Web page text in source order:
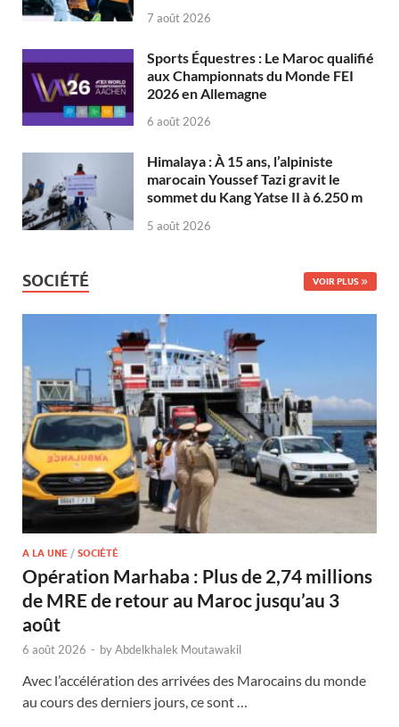
7 août 2026
Sports Équestres : Le Maroc qualifié
aux Championnats du Monde FEI
2026 en Allemagne
6 août 2026
Himalaya : À 15 ans, l’alpiniste
marocain Youssef Tazi gravit le
sommet du Kang Yatse II à 6.250 m
5 août 2026
SOCIÉTÉ VOIR PLUS
A LA UNE / SOCIÉTÉ
Opération Marhaba : Plus de 2,74 millions
de MRE de retour au Maroc jusqu’au 3
août
6 août 2026 - byAbdelkhalek Moutawakil
Avec l’accélération des arrivées des Marocains du monde
au cours des derniers jours, ce sont …